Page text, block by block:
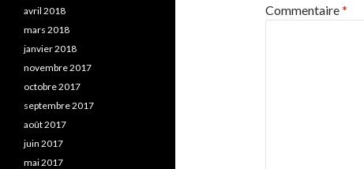
Commentaire*
avril 2018
mars 2018
janvier 2018
novembre 2017
octobre 2017
septembre 2017
août 2017
juin 2017
mai 2017